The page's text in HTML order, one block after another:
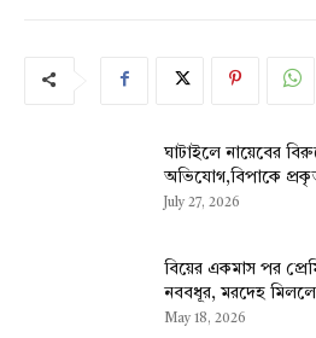
ঘাটাইলে নায়েবের
অভিযোগ,বিপাকে
July 27, 2026
বিয়ের একমাস পর
নববধূর, মরদেহ
May 18, 2026